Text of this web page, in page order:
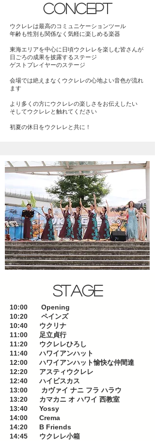
concept
ウクレレは最高のコミュニケーションツール
年齢も性別も関係なく気軽に楽しめる楽器
東海エリアを中心に日頃ウクレレを楽しむ皆さんが
日ごろの成果を披露するステージ
ゲストプレイヤーのステージ
会場では絶えまなくウクレレの心地よい音色が流れ
ます
より多くの方にウクレレの楽しさをお伝えしたい
そしてウクレレと触れてください
​初夏の休日をウクレレと共に！
​STAGE
10:00 Opening
10:20 ペインズ
10:40 ウクリナ
11:00 足立貞行
11:20 ウクレレひろし
11:40 ハワイアンハット
12:00 ハワイアンハット愉快な仲間達
12:20 アスティウクレレ
12:40 ハイビスカス
13:00 カヴァイ ナニ フラ ハラウ
13:20 カマカニ オ ハワイ 西教室
13:40 Yossy
14:00 Crema
14:20 B Friends
14:45 ウクレレ小箱